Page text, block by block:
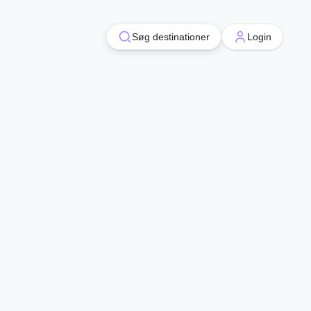
Søg destinationer Login
Søg destinationer Login